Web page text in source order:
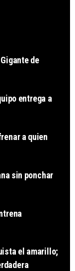
de
entrega a
a quien
sin ponchar
el amarillo;